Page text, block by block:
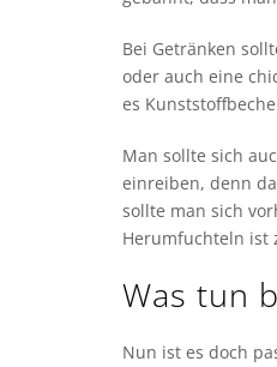
Bei Getränken
oder auch eine
es
Man sollte sich
einreiben, denn
sollte man sich
Herumfuchteln ist
Was tun
Nun ist es doch